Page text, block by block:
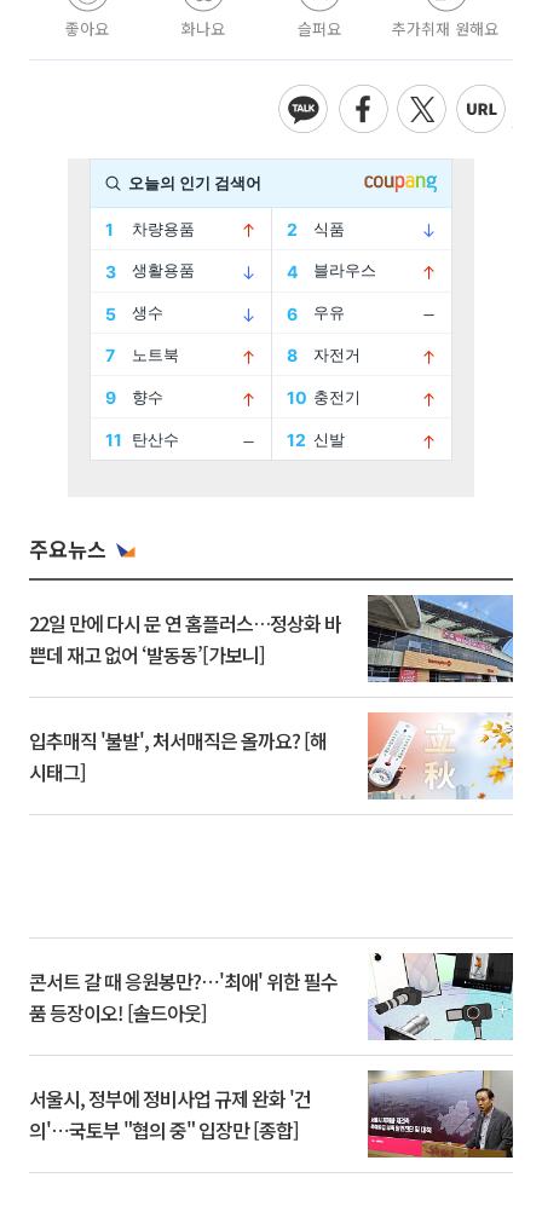
좋아요 화나요 슬퍼요 추가취재 원해요
주요뉴스
22일 만에 다시 문 연 홈플러스…정상화 바
쁜데 재고 없어 ‘발동동’[가보니]
입추매직 '불발', 처서매직은 올까요? [해
시태그]
콘서트 갈 때 응원봉만?⋯'최애' 위한 필수
품 등장이오! [솔드아웃]
서울시, 정부에 정비사업 규제 완화 '건
의'⋯국토부 "협의 중" 입장만 [종합]